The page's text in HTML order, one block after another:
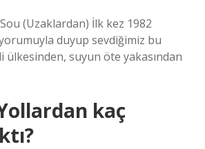
(Uzaklardan) İlk kez 1982
yorumuyla duyup sevdiğimiz bu
ülkesinden, suyun öte yakasından
kaç